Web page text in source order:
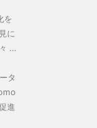
を
に
...
タ
進